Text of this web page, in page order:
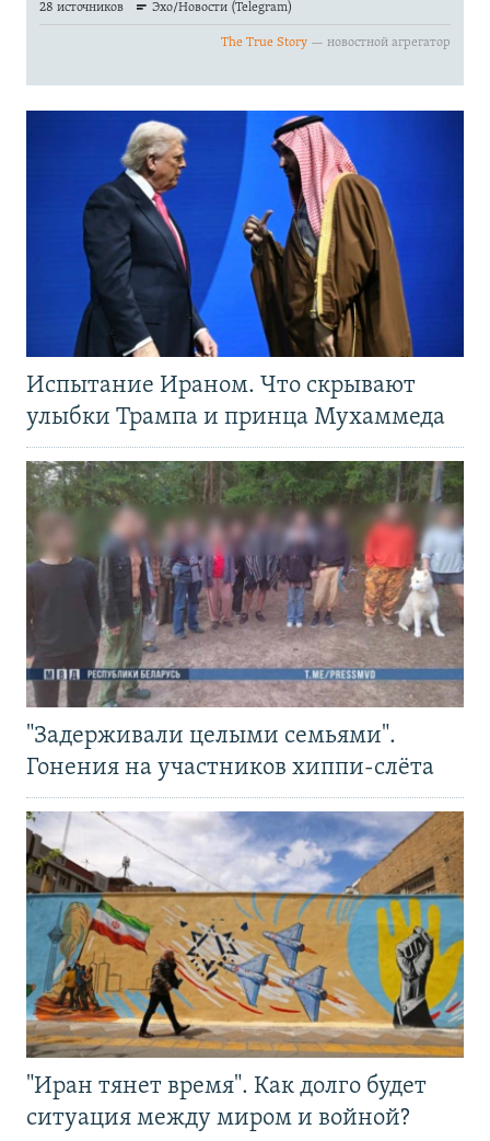
Испытание Ираном. Что скрывают
улыбки Трампа и принца Мухаммеда
"Задерживали целыми семьями".
Гонения на участников хиппи-слёта
"Иран тянет время". Как долго будет
ситуация между миром и войной?